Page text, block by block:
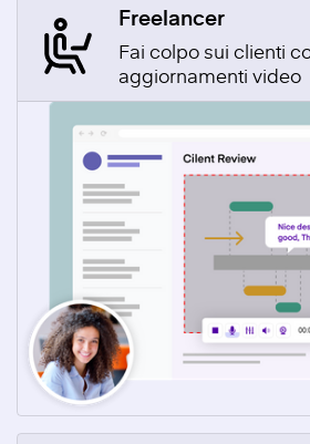
Freelancer
Fai colpo sui clienti
aggiornamenti video